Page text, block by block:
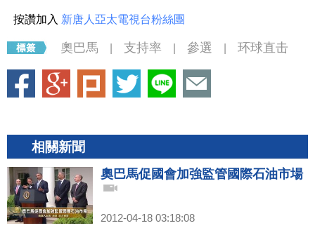
按讚加入 新唐人亞太電視台粉絲團
奧巴馬 支持率 參選 环球直击
相關新聞
奧巴馬促國會加強監管國際石油市場
2012-04-18 03:18:08